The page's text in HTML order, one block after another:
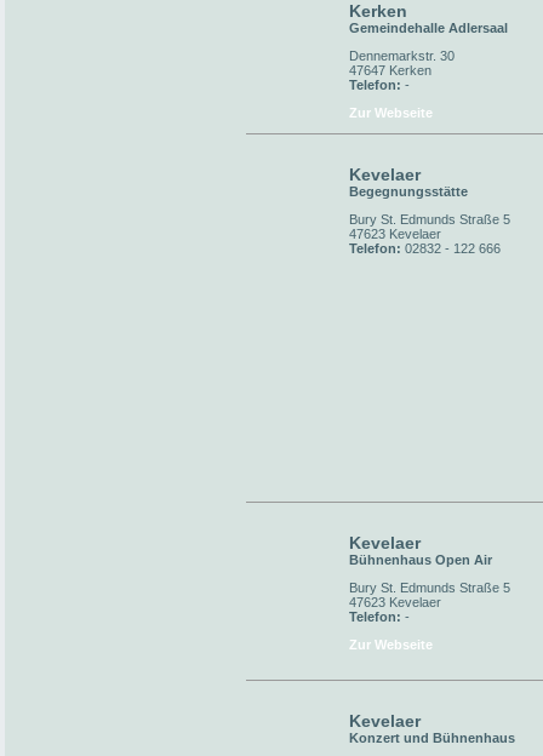
Kerken
Gemeindehalle Adlersaal
Dennemarkstr. 30
47647 Kerken
Telefon: -
Zur Webseite
Kevelaer
Begegnungsstätte
Bury St. Edmunds Straße 5
47623 Kevelaer
Telefon: 02832 - 122 666
Kevelaer
Bühnenhaus Open Air
Bury St. Edmunds Straße 5
47623 Kevelaer
Telefon: -
Zur Webseite
Kevelaer
Konzert und Bühnenhaus